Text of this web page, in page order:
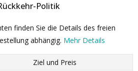
Politik
finden Sie die Details des freien
abhängig. Mehr Details
Ziel und Preis